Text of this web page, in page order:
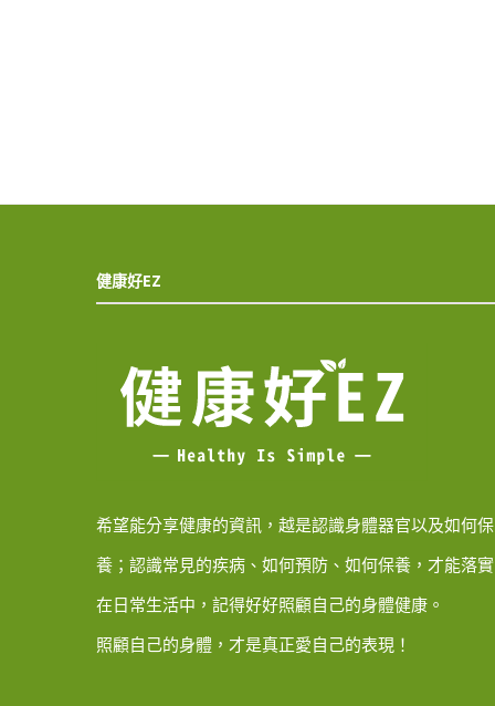
健康好EZ
希望能分享健康的資訊，越是認識身體器官以及如何保
養；認識常見的疾病、如何預防、如何保養，才能落實
在日常生活中，記得好好照顧自己的身體健康。
照顧自己的身體，才是真正愛自己的表現！